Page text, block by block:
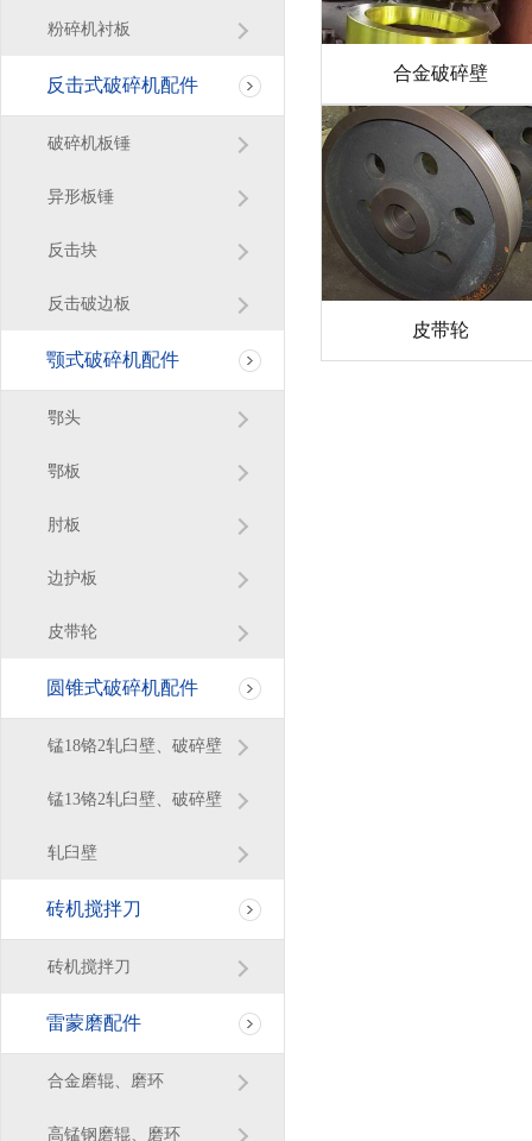
粉碎机衬板
反击式破碎机配件
破碎机板锤
异形板锤
反击块
反击破边板
颚式破碎机配件
鄂头
鄂板
肘板
边护板
皮带轮
圆锥式破碎机配件
锰18铬2轧臼壁、破碎壁
锰13铬2轧臼壁、破碎壁
轧臼壁
砖机搅拌刀
砖机搅拌刀
雷蒙磨配件
合金磨辊、磨环
高锰钢磨辊、磨环
合金破碎壁
皮带轮